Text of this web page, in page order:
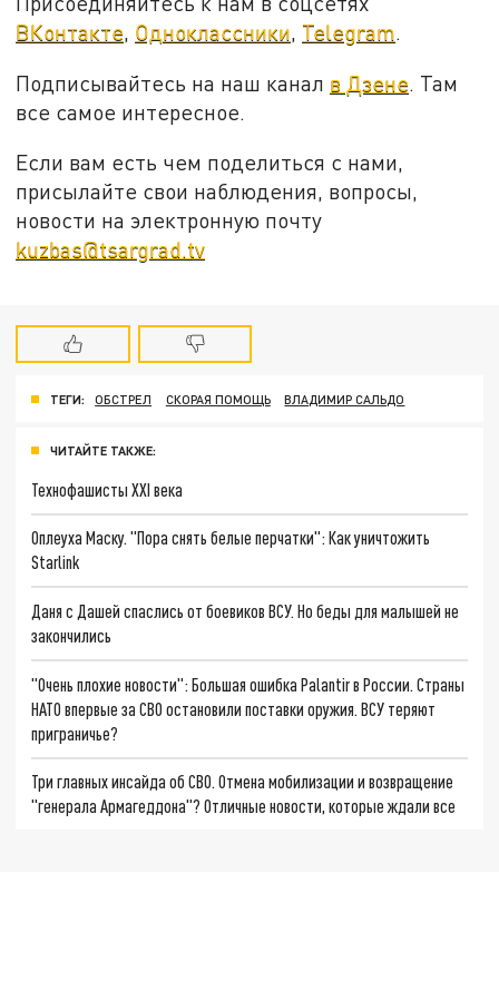
ВКонтакте, Одноклассники, Telegram.
Подписывайтесь на наш канал в Дзене. Там
все самое интересное.
Если вам есть чем поделиться с нами,
присылайте свои наблюдения, вопросы,
новости на электронную почту
kuzbas@tsargrad.tv
ТЕГИ: ОБСТРЕЛ СКОРАЯ ПОМОЩЬ ВЛАДИМИР САЛЬДО
ЧИТАЙТЕ ТАКЖЕ:
Технофашисты XXI века
Оплеуха Маску. "Пора снять белые перчатки": Как уничтожить
Starlink
Даня с Дашей спаслись от боевиков ВСУ. Но беды для малышей не
закончились
"Очень плохие новости": Большая ошибка Palantir в России. Страны
НАТО впервые за СВО остановили поставки оружия. ВСУ теряют
приграничье?
Три главных инсайда об СВО. Отмена мобилизации и возвращение
"генерала Армагеддона"? Отличные новости, которые ждали все